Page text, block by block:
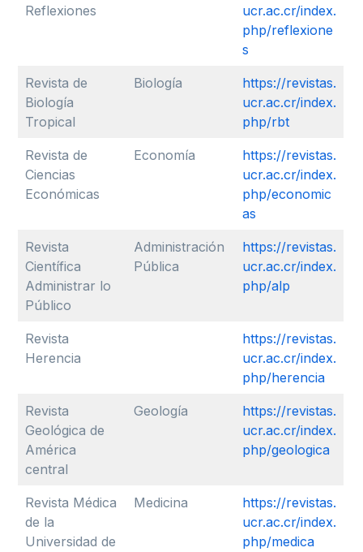
Reflexiones
ucr.ac.cr/index.
php/reflexione
s
Revista de
Biología
Tropical
Biología
https://revistas.
ucr.ac.cr/index.
php/rbt
Revista de
Ciencias
Económicas
Economía
https://revistas.
ucr.ac.cr/index.
php/economic
as
Revista
Científica
Administrar lo
Público
Administración
Pública
https://revistas.
ucr.ac.cr/index.
php/alp
Revista
Herencia
https://revistas.
ucr.ac.cr/index.
php/herencia
Revista
Geológica de
América
central
Geología
https://revistas.
ucr.ac.cr/index.
php/geologica
Revista Médica
de la
Universidad de
Medicina
https://revistas.
ucr.ac.cr/index.
php/medica